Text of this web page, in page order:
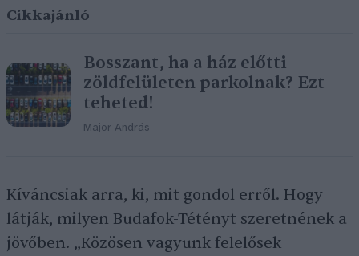
Cikkajánló
Bosszant, ha a ház előtti
zöldfelületen parkolnak? Ezt
teheted!
Major András
Kíváncsiak arra, ki, mit gondol erről. Hogy
látják, milyen Budafok-Tétényt szeretnének a
jövőben. „Közösen vagyunk felelősek